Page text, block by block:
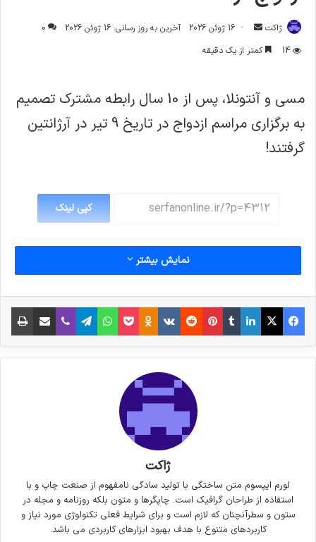
ژاکت
ارسال
ایمیل
16 ژوئن 2026 آخرین به روز رسانی: 16 ژوئن 2026
0
14
کمتر از یک دقیقه
مسی و آنتونلا، پس از 10 سال رابطه مشترک تصمیم
به برگزاری مراسم ازدواج در تاریخ 9 تیر در آرژانتین
گرفتند!
کپی لینک
نمایش بیشتر
فیس بوک X لینکدین
‫تامبلر‫پین‌ترست
‫رددیت‫VKontakte
‫Odnoklassniki
پاکتواتس آپ تلگراموایبر اشتراک گذاری از طریق ایمیل
ژاکت
لورم ایپسوم متن ساختگی با تولید سادگی نامفهوم از صنعت چاپ و با
استفاده از طراحان گرافیک است. چاپگرها و متون بلکه روزنامه و مجله در
ستون و سطرآنچنان که لازم است و برای شرایط فعلی تکنولوژی مورد نیاز و
کاربردهای متنوع با هدف بهبود ابزارهای کاربردی می باشد.